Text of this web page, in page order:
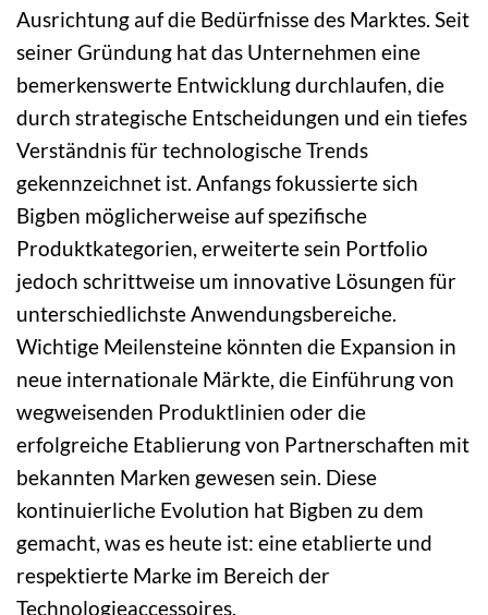
Ausrichtung auf die Bedürfnisse des Marktes. Seit
seiner Gründung hat das Unternehmen eine
bemerkenswerte Entwicklung durchlaufen, die
durch strategische Entscheidungen und ein tiefes
Verständnis für technologische Trends
gekennzeichnet ist. Anfangs fokussierte sich
Bigben möglicherweise auf spezifische
Produktkategorien, erweiterte sein Portfolio
jedoch schrittweise um innovative Lösungen für
unterschiedlichste Anwendungsbereiche.
Wichtige Meilensteine könnten die Expansion in
neue internationale Märkte, die Einführung von
wegweisenden Produktlinien oder die
erfolgreiche Etablierung von Partnerschaften mit
bekannten Marken gewesen sein. Diese
kontinuierliche Evolution hat Bigben zu dem
gemacht, was es heute ist: eine etablierte und
respektierte Marke im Bereich der
Technologieaccessoires.